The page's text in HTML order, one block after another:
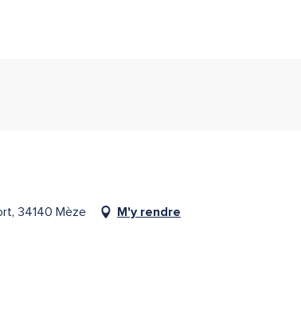
34140 Mèze M'y rendre